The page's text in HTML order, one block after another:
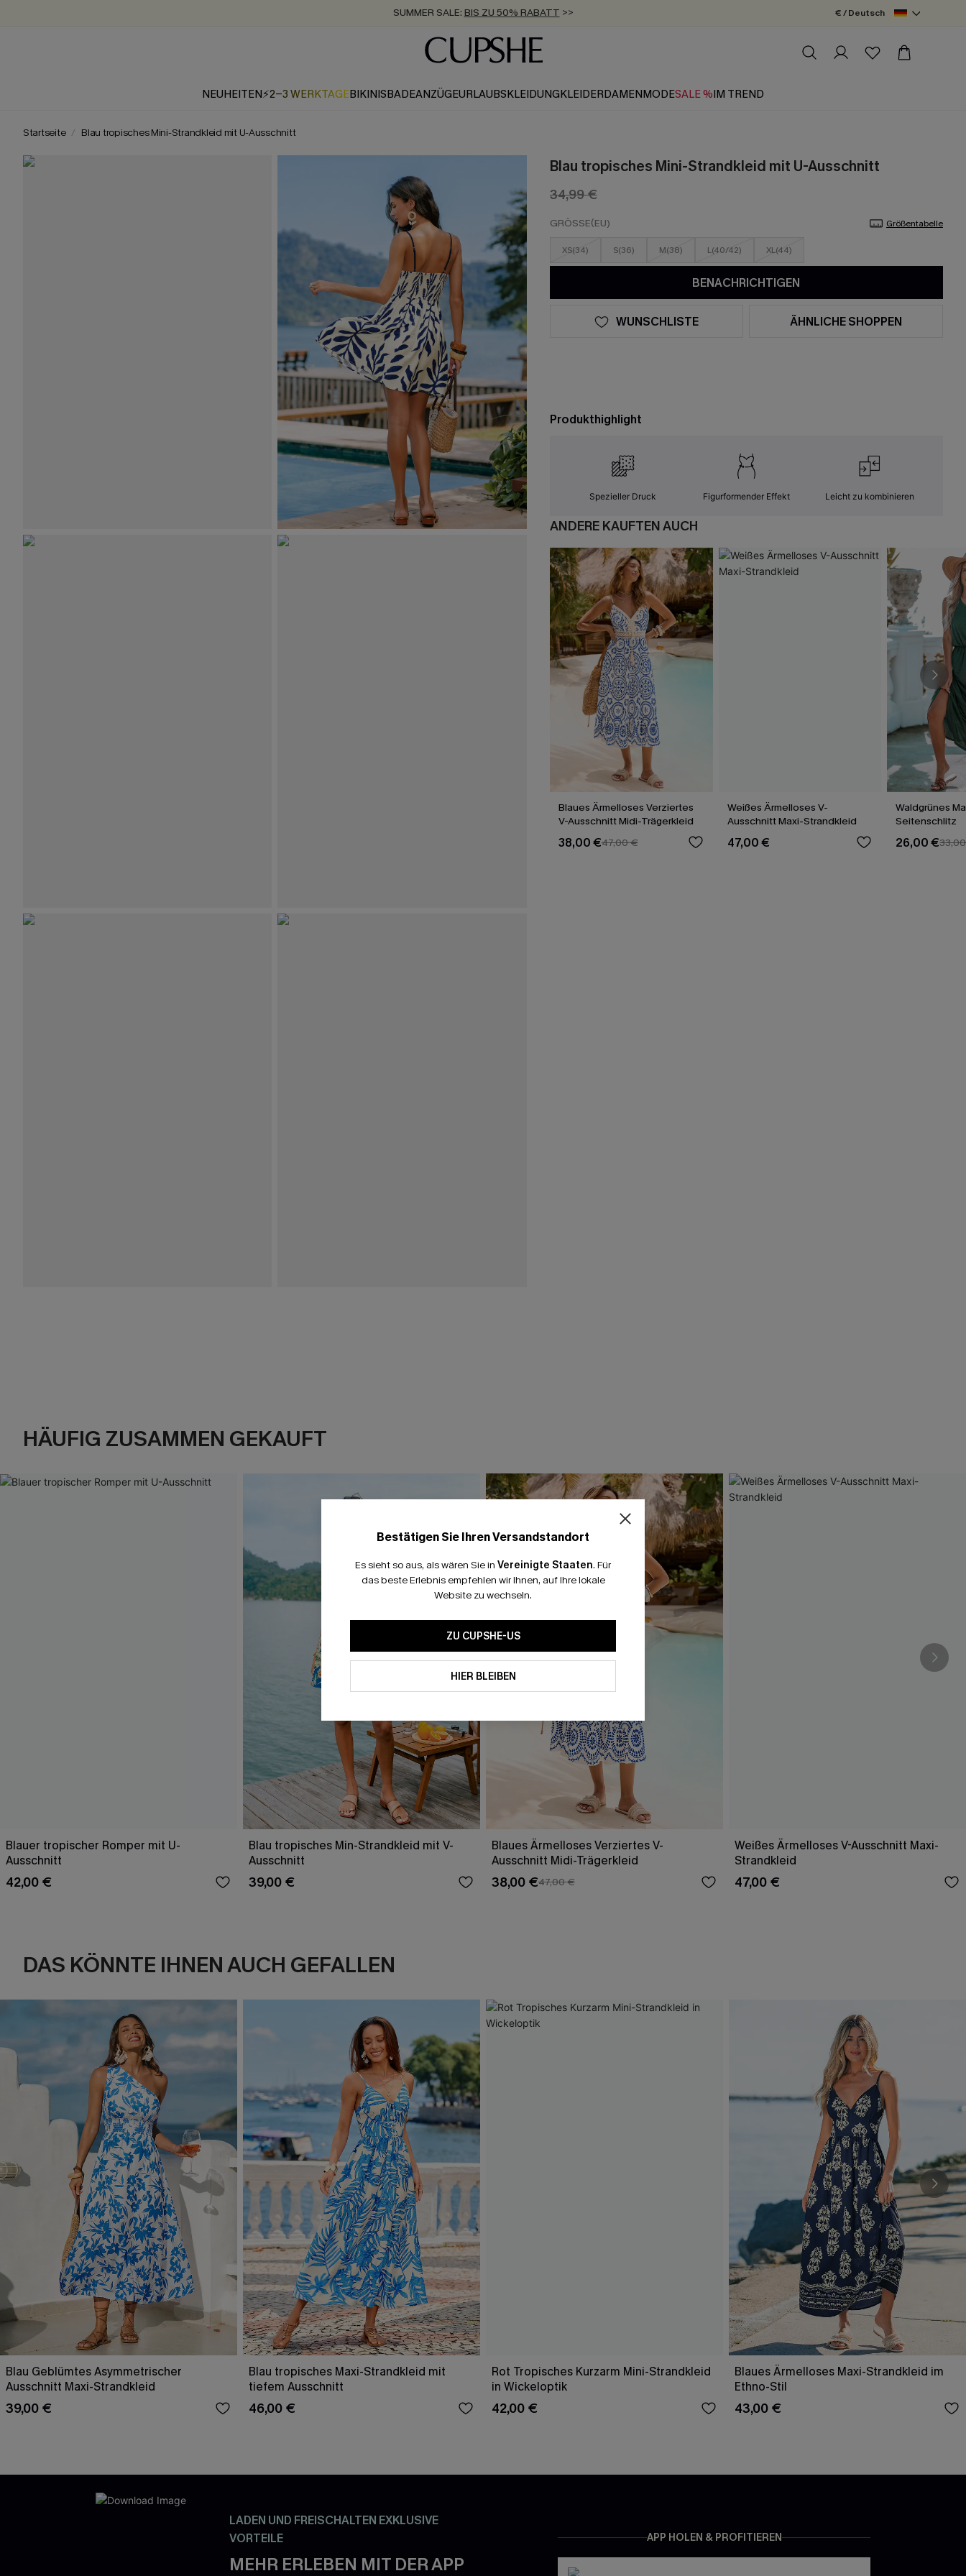
SUMMER SALE: BIS ZU 50% RABATT >>
ZUM NEWSLETTER:BIS ZU -20% EXTRA ERHALTEN
KOSTENLOSER VERSAND AB 89 €
€ / Deutsch
NEUHEITEN⚡2-3 WERKTAGEBIKINISBADEANZÜGEURLAUBSKLEIDUNGKLEIDERDAMENMODESALE %IM TREND
Startseite Blau tropisches Mini-Strandkleid mit U-Ausschnitt
Blau tropisches Mini-Strandkleid mit U-Ausschnitt
34,99 €
GRÖSSE(EU) Größentabelle
XS(34) S(36) M(38) L(40/42) XL(44)
BENACHRICHTIGEN
WUNSCHLISTE ÄHNLICHE SHOPPEN
Produkthighlight
Spezieller Druck Figurformender Effekt Leicht zu kombinieren
ANDERE KAUFTEN AUCH
Blaues Ärmelloses Verziertes
V-Ausschnitt Midi-Trägerkleid
38,00 €47,00 €
Weißes Ärmelloses V-
Ausschnitt Maxi-Strandkleid
47,00 €
Waldgrünes
Seitenschlitz
26,00 €
HÄUFIG ZUSAMMEN GEKAUFT
Blauer tropischer Romper mit U-
Ausschnitt
42,00 €
Blau tropisches Min-Strandkleid mit V-
Ausschnitt
39,00 €
Blaues Ärmelloses Verziertes V-
Ausschnitt Midi-Trägerkleid
38,00 €47,00 €
Weißes Ärmelloses V-Ausschnitt Maxi-
Strandkleid
47,00 €
DAS KÖNNTE IHNEN AUCH GEFALLEN
Blau Geblümtes Asymmetrischer
Ausschnitt Maxi-Strandkleid
39,00 €
Blau tropisches Maxi-Strandkleid mit
tiefem Ausschnitt
46,00 €
Rot Tropisches Kurzarm Mini-Strandkleid
in Wickeloptik
42,00 €
Blaues Ärmelloses Maxi-Strandkleid im
Ethno-Stil
43,00 €
LADEN UND FREISCHALTEN EXKLUSIVE
VORTEILE
MEHR ERLEBEN MIT DER APP
APP HOLEN & PROFITIEREN
Bestätigen Sie Ihren Versandstandort
Es sieht so aus, als wären Sie in Vereinigte Staaten. Für
das beste Erlebnis empfehlen wir Ihnen, auf Ihre lokale
Website zu wechseln.
ZU CUPSHE-US
HIER BLEIBEN